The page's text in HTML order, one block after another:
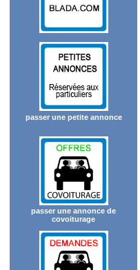
passer une petite annonce
passer une annonce de
covoiturage